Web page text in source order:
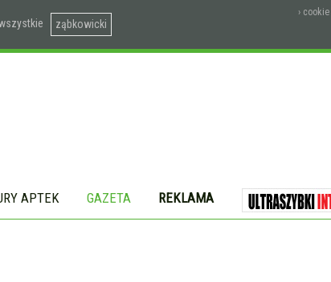
ząbkowicki
› cookie
APTEK GAZETA REKLAMA